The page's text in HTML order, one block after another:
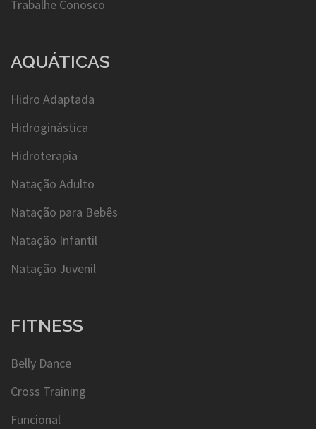
Trabalhe Conosco
AQUÁTICAS
Hidro Adaptada
Hidroginástica
Hidroterapia
Natação Adulto
Natação para Bebês
Natação Infantil
Natação Juvenil
FITNESS
Belly Dance
Cross Training
Funcional